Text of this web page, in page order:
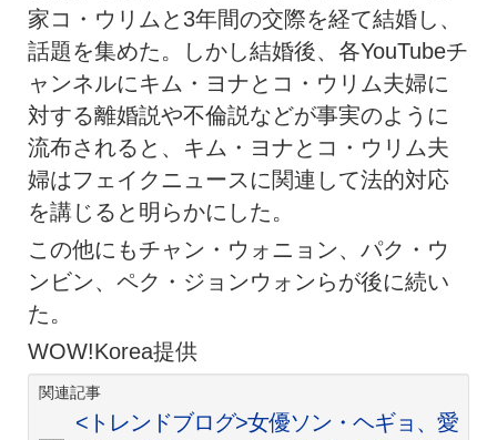
家コ・ウリムと3年間の交際を経て結婚し、
話題を集めた。しかし結婚後、各YouTubeチ
ャンネルにキム・ヨナとコ・ウリム夫婦に
対する離婚説や不倫説などが事実のように
流布されると、キム・ヨナとコ・ウリム夫
婦はフェイクニュースに関連して法的対応
を講じると明らかにした。
この他にもチャン・ウォニョン、パク・ウ
ンビン、ペク・ジョンウォンらが後に続い
た。
WOW!Korea提供
関連記事
<トレンドブログ>女優ソン・ヘギョ、愛